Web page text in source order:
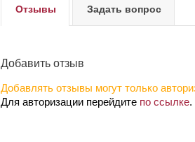
Отзывы Задать вопрос
Добавить отзыв
Добавлять отзывы могут только
Для авторизации перейдите по ссылке.